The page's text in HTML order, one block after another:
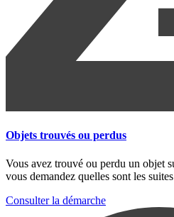
Objets trouvés ou perdus
Vous avez trouvé ou perdu un objet
vous demandez quelles sont les
Consulter la démarche